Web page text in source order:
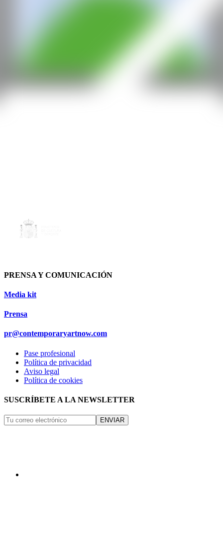
PRENSA Y COMUNICACIÓN
Media kit
Prensa
pr@contemporaryartnow.com
Pase profesional
Política de privacidad
Aviso legal
Política de cookies
SUSCRÍBETE A LA NEWSLETTER
ENVIAR